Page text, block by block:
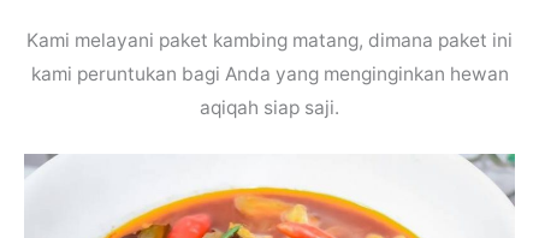
Kami melayani paket kambing matang, dimana paket ini
kami peruntukan bagi Anda yang menginginkan hewan
aqiqah siap saji.